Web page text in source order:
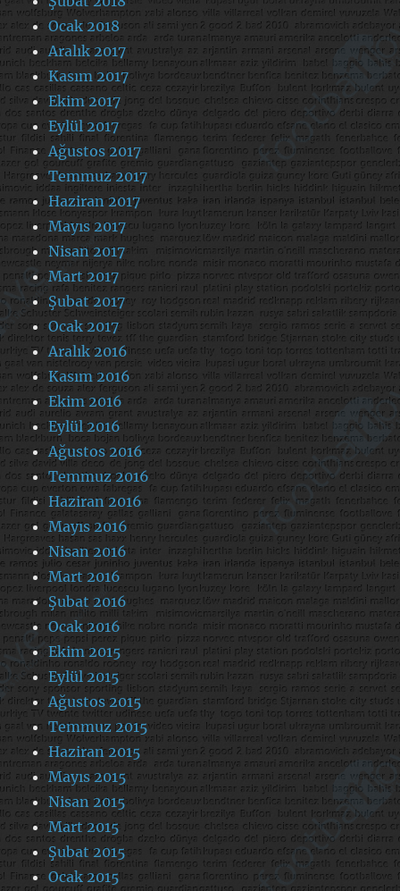
Ocak 2018
Aralık 2017
Kasım 2017
Ekim 2017
Eylül 2017
Ağustos 2017
Temmuz 2017
Haziran 2017
Mayıs 2017
Nisan 2017
Mart 2017
Şubat 2017
Ocak 2017
Aralık 2016
Kasım 2016
Ekim 2016
Eylül 2016
Ağustos 2016
Temmuz 2016
Haziran 2016
Mayıs 2016
Nisan 2016
Mart 2016
Şubat 2016
Ocak 2016
Ekim 2015
Eylül 2015
Ağustos 2015
Temmuz 2015
Haziran 2015
Mayıs 2015
Nisan 2015
Mart 2015
Şubat 2015
Ocak 2015